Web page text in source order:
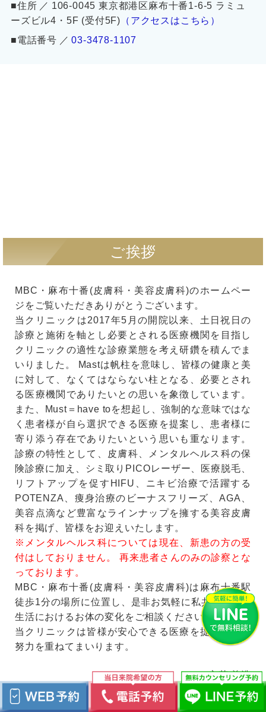
■住所 ／ 106-0045 東京都港区麻布十番1-6-5 ラミュ
ーズビル4・5F (受付5F) （アクセスはこちら）
■電話番号 ／03-3478-1107
ご挨拶
MBC・麻布十番(皮膚科・美容皮膚科)のホームペー
ジをご覧いただきありがとうございます。
当クリニックは2017年5月の開院以来、土日祝日の
診療と施術を軸とし必要とされる医療機関を目指し
クリニックの適性な診療業態を考え研鑽を積んでま
いりました。 Mastは帆柱を意味し、皆様の健康と美
に対して、なくてはならない柱となる、必要とされ
る医療機関でありたいとの思いを象徴しています。
また、Must＝have toを想起し、強制的な意味ではな
く患者様が自ら選択できる医療を提案し、患者様に
寄り添う存在でありたいという思いも重なります。
診療の特性として、皮膚科、メンタルヘルス科の保
険診療に加え、シミ取りPICOレーザー、医療脱毛、
リフトアップを促すHIFU、ニキビ治療で活躍する
POTENZA、痩身治療のビーナスフリーズ、AGA、
美容点滴など豊富なラインナップを擁する美容皮膚
科を掲げ、皆様をお迎えいたします。
※メンタルヘルス科については現在、新患の方の受
付はしておりません。 再来患者さんのみの診察とな
っております。
MBC・麻布十番(皮膚科・美容皮膚科)は麻布十番駅
徒歩1分の場所に位置し、是非お気軽に私共に日々の
生活におけるお体の変化をご相談ください。
当クリニックは皆様が安心できる医療を提供すべく
努力を重ねてまいります。
立花 義浩